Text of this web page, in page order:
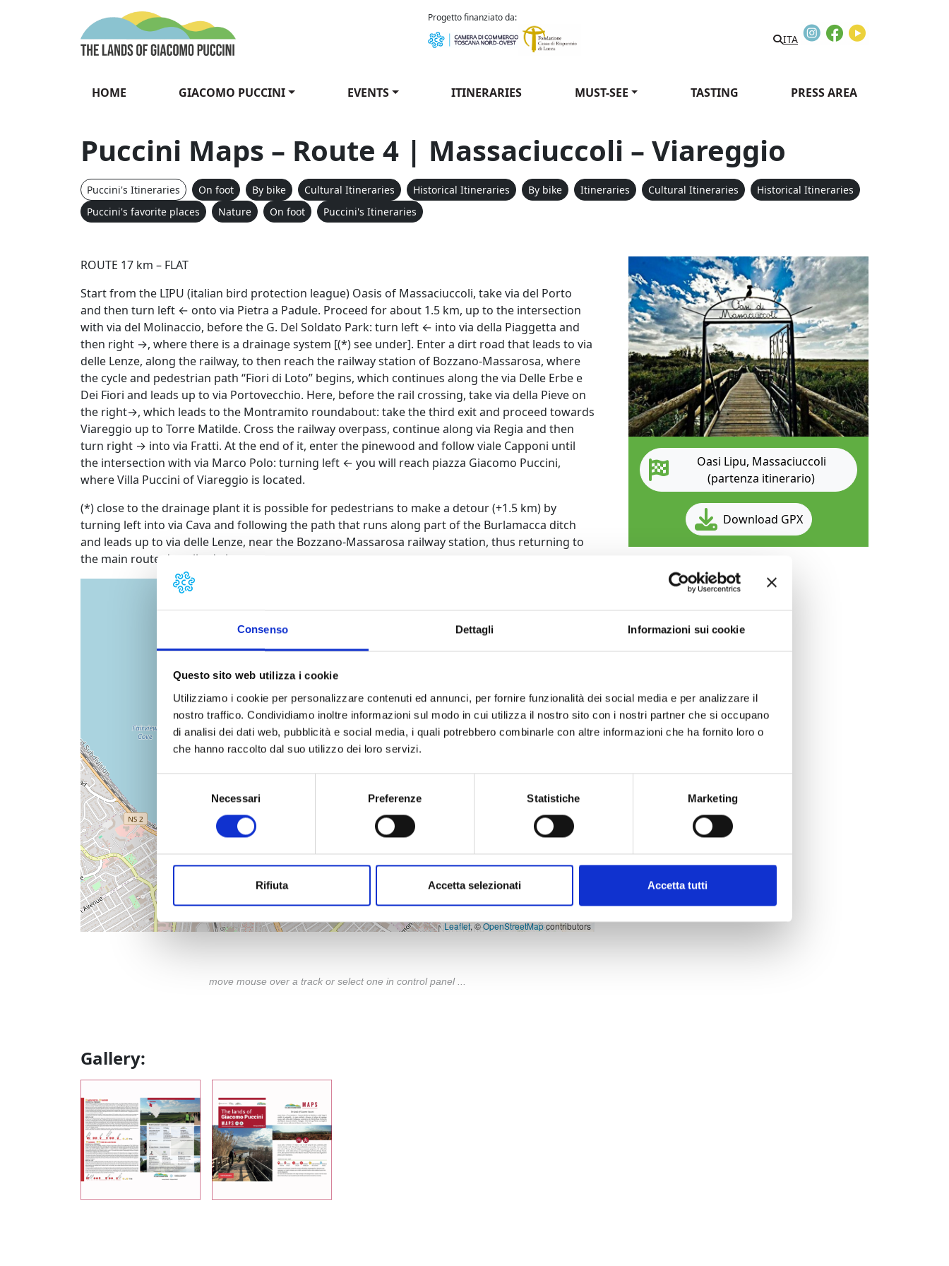
Consenso Dettagli Informazioni sui cookie
Questo sito web utilizza i cookie
Utilizziamo i cookie per personalizzare contenuti ed annunci, per fornire funzionalità dei social media e per analizzare il
nostro traffico. Condividiamo inoltre informazioni sul modo in cui utilizza il nostro sito con i nostri partner che si occupano
di analisi dei dati web, pubblicità e social media, i quali potrebbero combinarle con altre informazioni che ha fornito loro o
che hanno raccolto dal suo utilizzo dei loro servizi.
Necessari Preferenze Statistiche Marketing
Rifiuta Accetta selezionati Accetta tutti
Progetto finanziato da:
ITA
InstagramFacebook
HOME GIACOMO PUCCINI EVENTS ITINERARIES MUST-SEE TASTING PRESS AREA
Puccini Maps – Route 4 | Massaciuccoli – Viareggio
Puccini's Itineraries On foot By bike Cultural Itineraries Historical Itineraries By bike Itineraries Cultural Itineraries
Historical Itineraries
Puccini's favorite places
Nature On foot Puccini's Itineraries
ROUTE 17 km – FLAT
Start from the LIPU (italian bird protection league) Oasis of Massaciuccoli, take via del Porto
and then turn left ← onto via Pietra a Padule. Proceed for about 1.5 km, up to the intersection
with via del Molinaccio, before the G. Del Soldato Park: turn left ← into via della Piaggetta and
then right →, where there is a drainage system [(*) see under]. Enter a dirt road that leads to via
delle Lenze, along the railway, to then reach the railway station of Bozzano-Massarosa, where
the cycle and pedestrian path “Fiori di Loto” begins, which continues along the via Delle Erbe e
Dei Fiori and leads up to via Portovecchio. Here, before the rail crossing, take via della Pieve on
the right→, which leads to the Montramito roundabout: take the third exit and proceed towards
Viareggio up to Torre Matilde. Cross the railway overpass, continue along via Regia and then
turn right → into via Fratti. At the end of it, enter the pinewood and follow viale Capponi until
the intersection with via Marco Polo: turning left ← you will reach piazza Giacomo Puccini,
where Villa Puccini of Viareggio is located.
(*) close to the drainage plant it is possible for pedestrians to make a detour (+1.5 km) by
turning left into via Cava and following the path that runs along part of the Burlamacca ditch
and leads up to via delle Lenze, near the Bozzano-Massarosa railway station, thus returning to
the main route described above.
Leaflet, ©OpenStreetMapcontributors
move mouse over a track or select one in control panel ...
Gallery:
Oasi Lipu, Massaciuccoli
(partenza itinerario)
Download GPX